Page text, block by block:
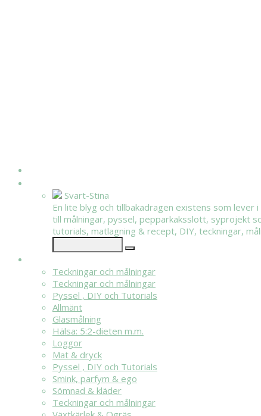
Svart-Stina
En lite blyg och tillbakadragen existens som
till målningar, pyssel, pepparkaksslott, syprojekt
tutorials, matlagning & recept, DIY, teckningar,
Teckningar och målningar
Teckningar och målningar
Pyssel , DIY och Tutorials
Allmänt
Glasmålning
Hälsa: 5:2-dieten m.m.
Loggor
Mat & dryck
Pyssel , DIY och Tutorials
Smink, parfym & ego
Sömnad & kläder
Teckningar och målningar